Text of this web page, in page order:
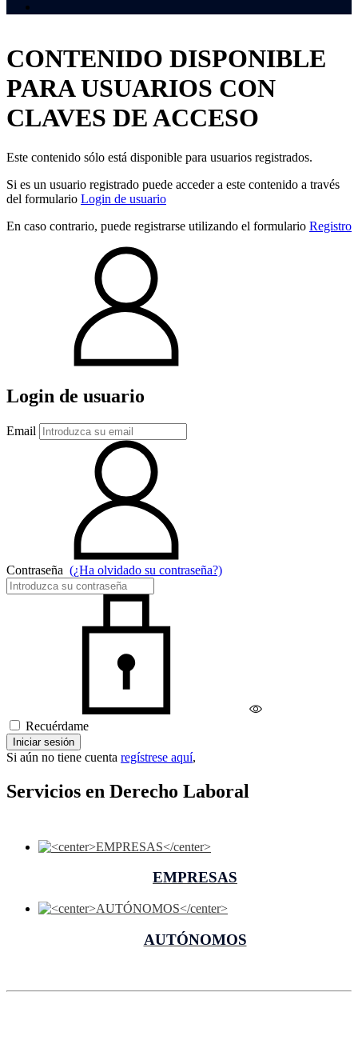
CONTENIDO DISPONIBLE
PARA USUARIOS CON
CLAVES DE ACCESO
Este contenido sólo está disponible para usuarios registrados.
Si es un usuario registrado puede acceder a este contenido a través
del formulario Login de usuario
En caso contrario, puede registrarse utilizando el formulario Registro
Login de usuario
Email
Contraseña (¿Ha olvidado su contraseña?)
Recuérdame
Iniciar sesión
Si aún no tiene cuenta regístrese aquí,
Servicios en Derecho Laboral
EMPRESAS
AUTÓNOMOS